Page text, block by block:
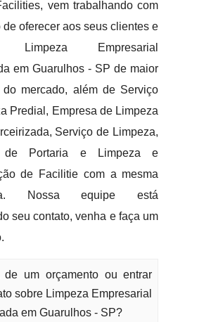
vem trabalhando com
oferecer aos seus clientes e
Limpeza Empresarial
em Guarulhos - SP de maior
do mercado, além de Serviço
Predial, Empresa de Limpeza
Serviço de Limpeza,
de Portaria e Limpeza e
de Facilitie com a mesma
Nossa equipe está
seu contato, venha e faça um
de um orçamento ou entrar
sobre Limpeza Empresarial
em Guarulhos - SP?